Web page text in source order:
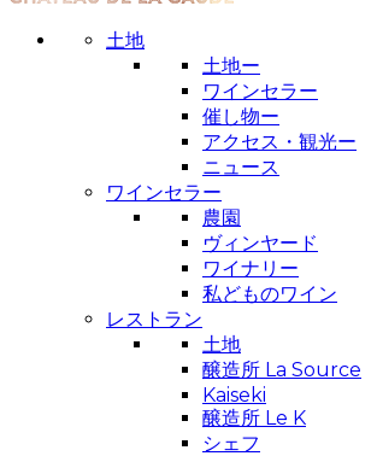
土地
土地ー
ワインセラー
催し物ー
アクセス・観光ー
ニュース
ワインセラー
農園
ヴィンヤード
ワイナリー
私どものワイン
レストラン
土地
醸造所 La Source
Kaiseki
醸造所 Le K
シェフ